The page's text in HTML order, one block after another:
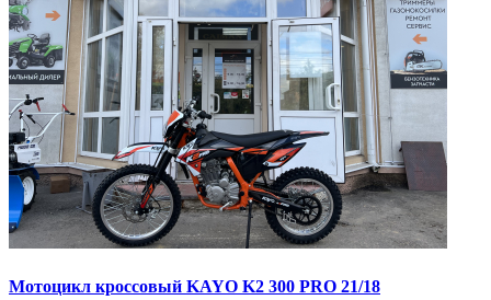
Мотоцикл кроссовый KAYO K2 300 PRO 21/18